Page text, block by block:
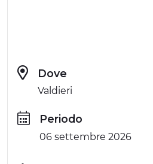
Dove
Valdieri
Periodo
06 settembre 2026